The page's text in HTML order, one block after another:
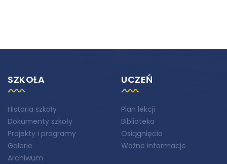
SZKOŁA
Historia szkoły
Dokumenty szkoły
Projekty i programy
Galerie
Archiwum
UCZEŃ
Plan lekcji
Biblioteka
Osiągnięcia
Ważne informacje